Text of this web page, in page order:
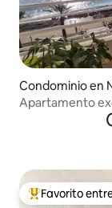
Condominio en
Apartamento
De los mejores
Favorito